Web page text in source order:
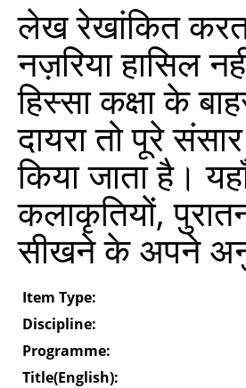
लेख रेखांकित
नज़रिया हासिल
हिस्सा कक्षा के
दायरा तो पूरे
किया जाता है।
कलाकृतियों,
सीखने के अपने
Item Type:
Discipline:
Programme:
Title(English):